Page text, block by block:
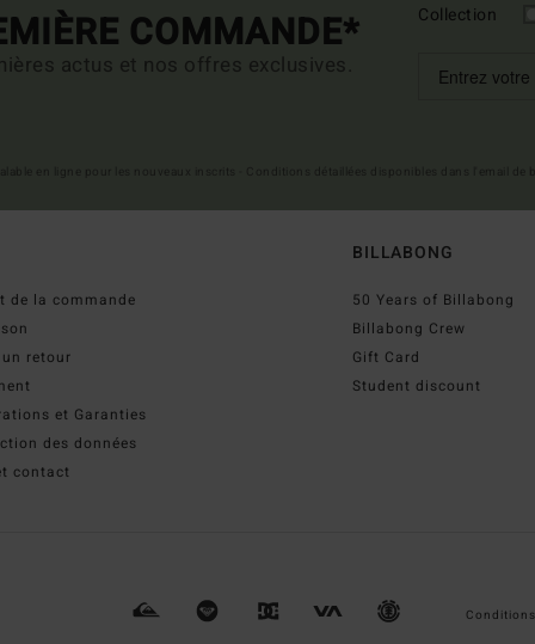
COMMANDE*
actus et nos offres exclusives.
Collection
de la commande
retour
et Garanties
des données
contact
BILLABONG
50 Years of Billabong
Billabong Crew
Gift Card
Student discount